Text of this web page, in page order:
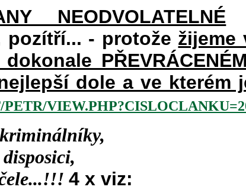
NEODVOLATELNÉ
pozítří... - protože žijeme
dole a ve kterém
kriminálníky,
4 x viz: